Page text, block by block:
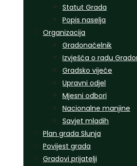
Statut Grada
Popis naselja
Organizacija
Gradonačelnik
Izvješća o radu
Gradsko vijeće
Upravni odjel
Mjesni odbori
Nacionalne manjine
Savjet mladih
Plan grada Slunja
Povijest grada
Gradovi prijatelji